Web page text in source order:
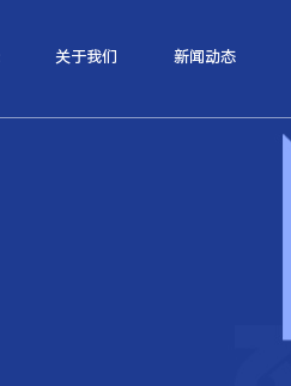
关于我们 新闻动态